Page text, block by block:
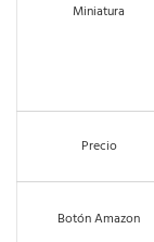
Miniatura
Precio
Botón Amazon